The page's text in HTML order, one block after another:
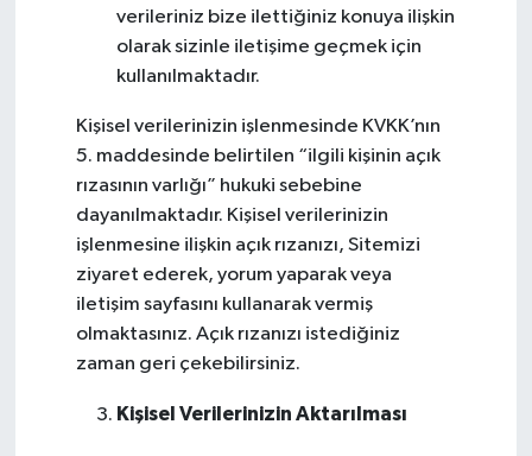
verileriniz bize ilettiğiniz konuya ilişkin
olarak sizinle iletişime geçmek için
kullanılmaktadır.
Kişisel verilerinizin işlenmesinde KVKK’nın
5. maddesinde belirtilen “ilgili kişinin açık
rızasının varlığı” hukuki sebebine
dayanılmaktadır. Kişisel verilerinizin
işlenmesine ilişkin açık rızanızı, Sitemizi
ziyaret ederek, yorum yaparak veya
iletişim sayfasını kullanarak vermiş
olmaktasınız. Açık rızanızı istediğiniz
zaman geri çekebilirsiniz.
Kişisel Verilerinizin Aktarılması